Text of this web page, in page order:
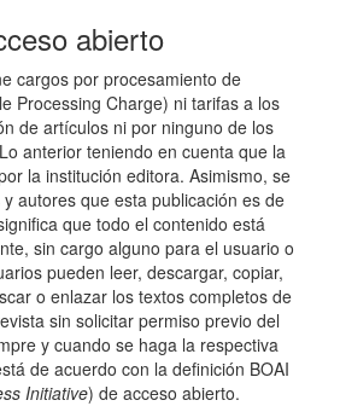
abierto
cargos por procesamiento de
Processing Charge) ni tarifas a los
de artículos ni por ninguno de los
anterior teniendo en cuenta que la
la institución editora. Asimismo, se
autores que esta publicación es de
que todo el contenido está
sin cargo alguno para el usuario o
pueden leer, descargar, copiar,
o enlazar los textos completos de
sin solicitar permiso previo del
y cuando se haga la respectiva
de acuerdo con la definición BOAI
Initiative) de acceso abierto.